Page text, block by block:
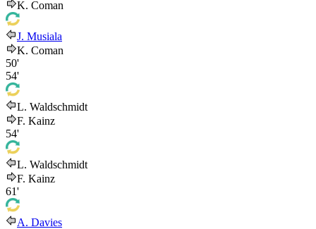
K. Coman
J. Musiala
K. Coman
50'
54'
L. Waldschmidt
F. Kainz
54'
L. Waldschmidt
F. Kainz
61'
A. Davies